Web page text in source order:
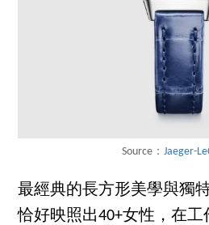
Source： Jaeger-
最經典的長方形美學與獨
恰好映照出40+女性，在工